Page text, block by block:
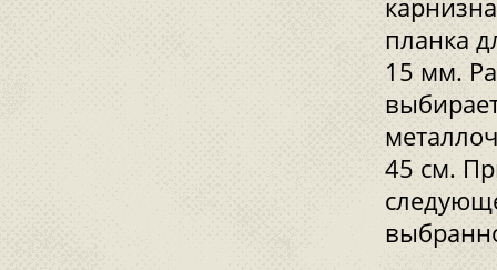
планка
15 мм.
45 см.